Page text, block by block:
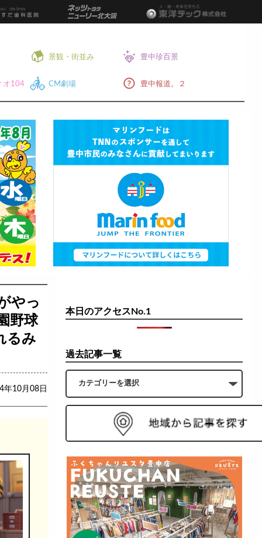
景観・街並み 豊中珍百景
オ104 CM劇場 豊中報道。２
やっ
野球
るみ
年10月08日
本日のアクセスNo.1
過去記事一覧